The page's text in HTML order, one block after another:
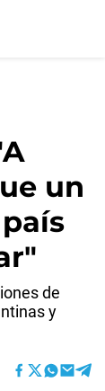
un
de
y